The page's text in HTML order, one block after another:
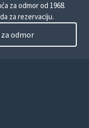
za odmor od 1968.
za rezervaciju.
odmor